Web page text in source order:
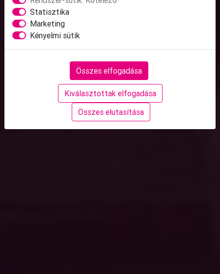
Statisztika
Marketing
Kényelmi sütik
Összes elfogadása
Kiválasztottak elfogadása
Összes elutasítása